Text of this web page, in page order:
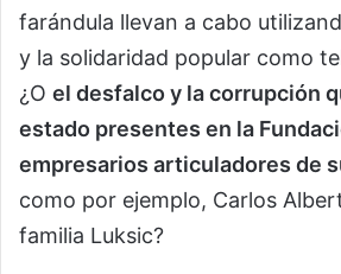
farándula llevan a cabo
y la solidaridad popular como
¿O el desfalco y la corrupción
estado presentes en la
empresarios articuladores de
como por ejemplo, Carlos
familia Luksic?